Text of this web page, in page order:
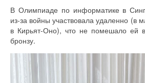
В Олимпиаде по информатике в
из-за войны участвовала удаленно
в Кирьят-Оно), что не помешало ей
бронзу.